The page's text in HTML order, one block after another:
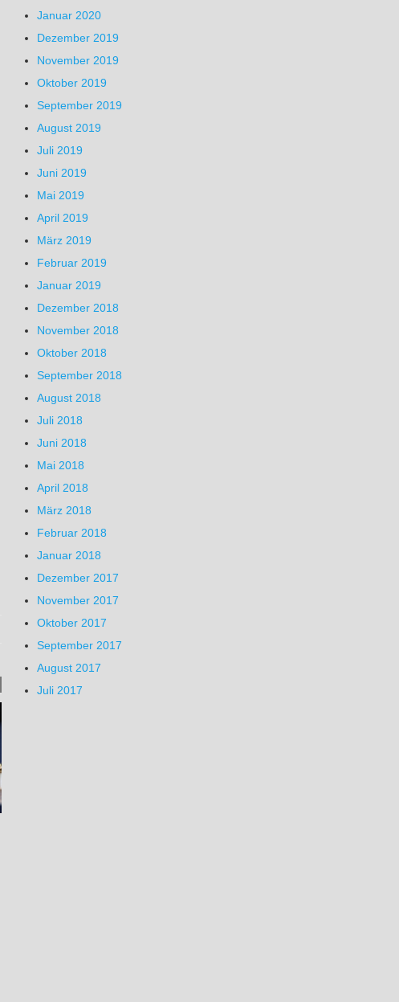
Januar 2020
Dezember 2019
November 2019
Oktober 2019
September 2019
August 2019
Juli 2019
Juni 2019
Mai 2019
April 2019
März 2019
Februar 2019
Januar 2019
Dezember 2018
November 2018
Oktober 2018
September 2018
August 2018
Juli 2018
Juni 2018
Mai 2018
April 2018
März 2018
Februar 2018
Januar 2018
Dezember 2017
November 2017
Oktober 2017
September 2017
August 2017
Juli 2017